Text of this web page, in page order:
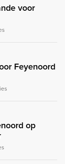
voor
Feyenoord
op